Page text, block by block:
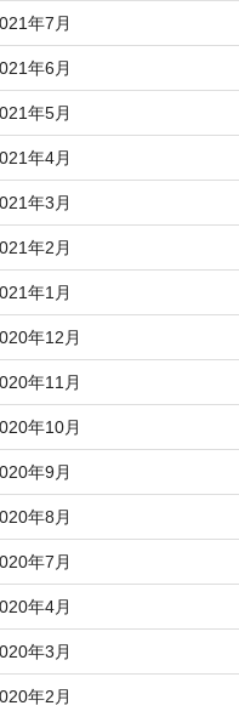
年7月
年6月
年5月
年4月
年3月
年2月
年1月
年12月
年11月
年10月
年9月
年8月
年7月
年4月
年3月
年2月